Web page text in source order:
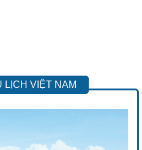
LỊCH VIỆT NAM
Next